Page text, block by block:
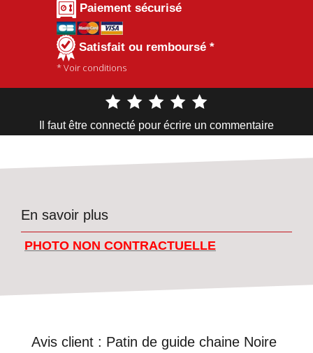
Paiement sécurisé
Satisfait ou remboursé *
* Voir conditions
Il faut être connecté pour écrire un commentaire
En savoir plus
PHOTO NON CONTRACTUELLE
Avis client : Patin de guide chaine Noire